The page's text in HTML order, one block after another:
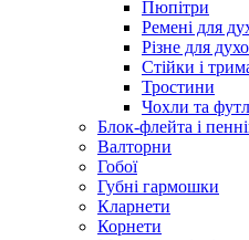
Пюпітри
Ремені для
Різне для
Стійки і
Тростини
Чохли та
Блок-флейта і
Валторни
Гобої
Губні гармошки
Кларнети
Корнети